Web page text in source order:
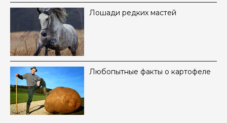
Лошади редких мастей
Любопытные факты о картофеле